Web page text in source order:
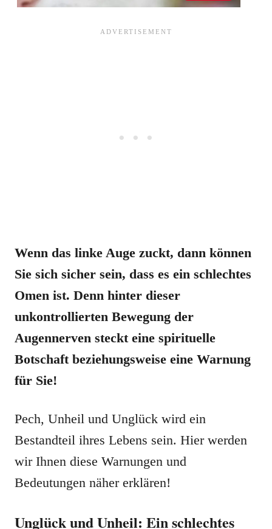
Wenn das linke Auge zuckt, dann können
Sie sich sicher sein, dass es ein schlechtes
Omen ist. Denn hinter dieser
unkontrollierten Bewegung der
Augennerven steckt eine spirituelle
Botschaft beziehungsweise eine Warnung
für Sie!
Pech, Unheil und Unglück wird ein
Bestandteil ihres Lebens sein. Hier werden
wir Ihnen diese Warnungen und
Bedeutungen näher erklären!
Unglück und Unheil: Ein schlechtes